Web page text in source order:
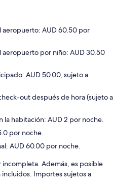
aeropuerto: AUD 60.50 por
aeropuerto por niño: AUD 30.50
AUD 50.00, sujeto a
out después de hora (sujeto a
la habitación: AUD 2 por noche.
por noche.
AUD 60.00 por noche.
incompleta. Además, es posible
Importes sujetos a